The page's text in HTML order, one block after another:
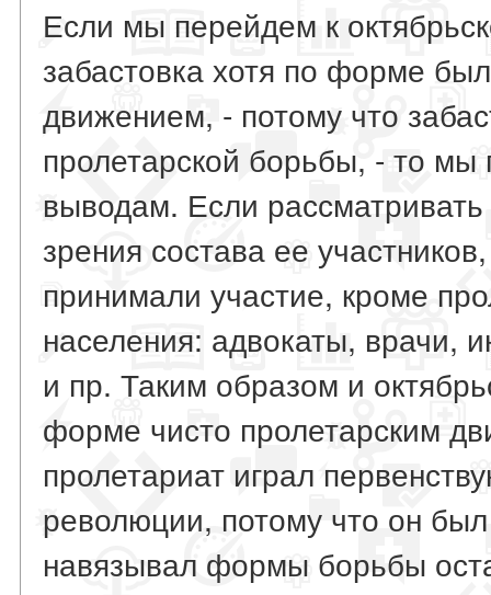
Если мы перейдем к
забастовка хотя по форме
движением, - потому что
пролетарской борьбы, - то
выводам. Если рассматривать
зрения состава ее
принимали участие, кроме
населения: адвокаты, врачи,
и пр. Таким образом и
форме чисто пролетарским
пролетариат играл
революции, потому что он
навязывал формы борьбы